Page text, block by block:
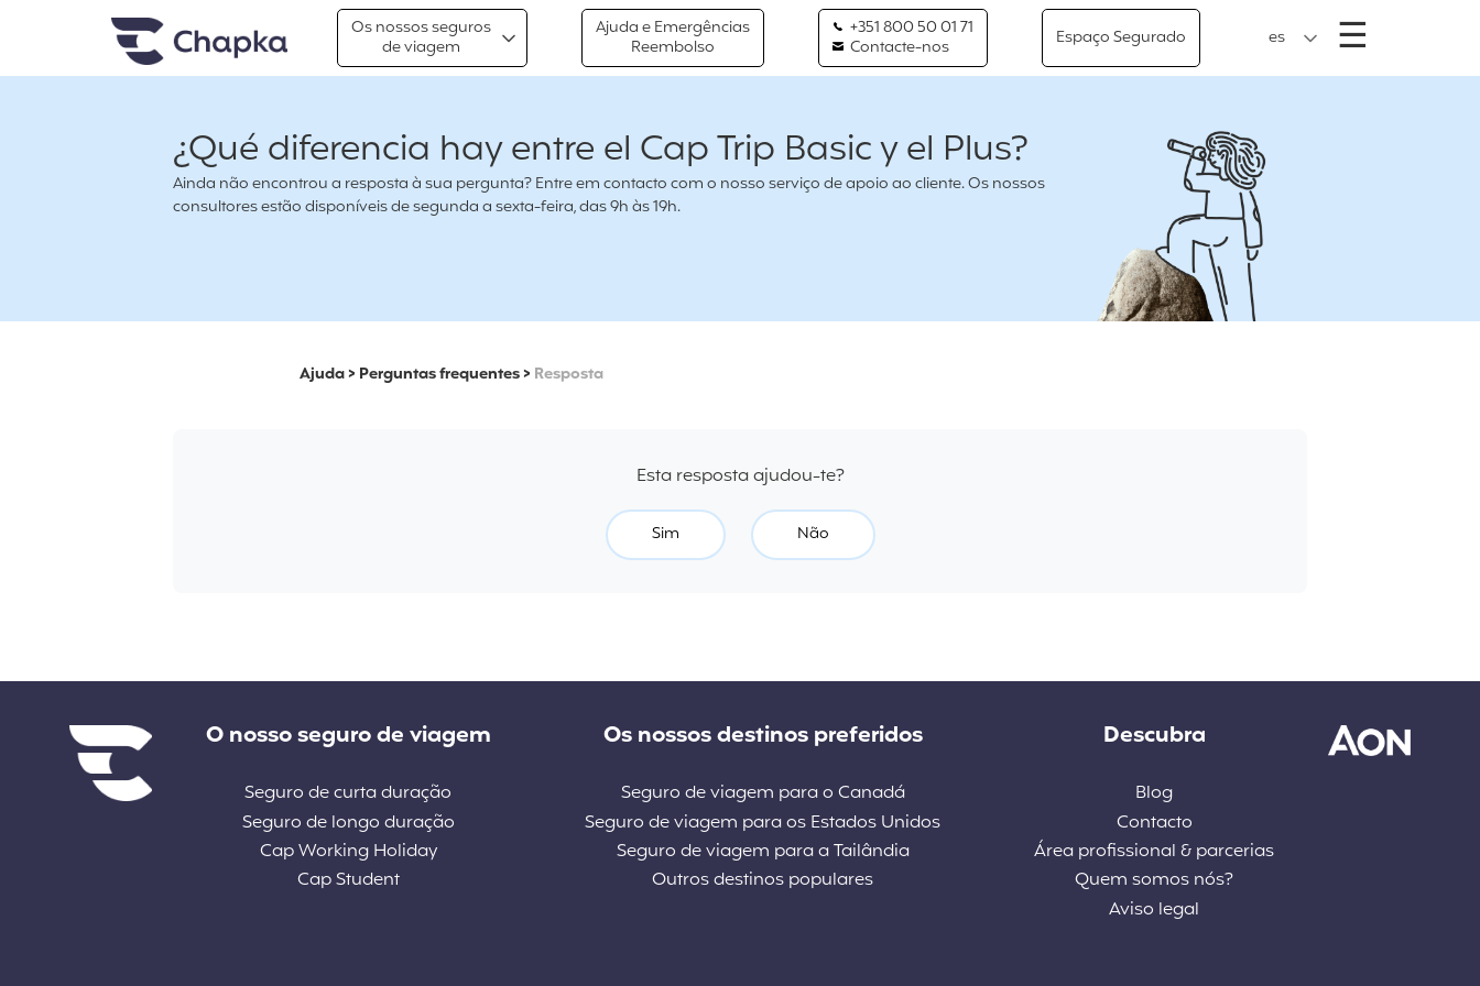
Chapka Seguro ViagemOs nossos seguros
de viagem
Ajuda e Emergências
Reembolso
+351 800 50 01 71
Contacte-nos
Espaço Segurado es ☰
¿Qué diferencia hay entre el Cap Trip Basic y el Plus?
Ainda não encontrou a resposta à sua pergunta? Entre em contacto com o nosso serviço de apoio ao cliente. Os nossos
consultores estão disponíveis de segunda a sexta-feira, das 9h às 19h.
Ajuda> Perguntas frequentes> Resposta
Esta resposta ajudou-te?
Sim Não
Liens divers O nosso seguro de viagem
Seguro de curta duração
Seguro de longo duração
Cap Working Holiday
Cap Student
Os nossos destinos preferidos
Seguro de viagem para o Canadá
Seguro de viagem para os Estados Unidos
Seguro de viagem para a Tailândia
Outros destinos populares
Descubra
Blog
Contacto
Área profissional & parcerias
Quem somos nós?
Aviso legal